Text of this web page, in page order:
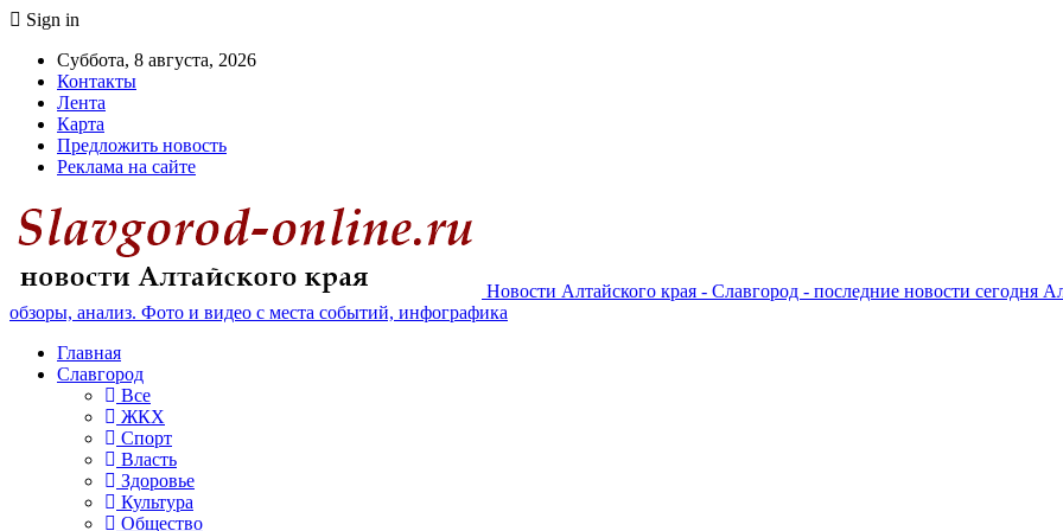
Sign in
Суббота, 8 августа, 2026
Контакты
Лента
Карта
Предложить новость
Реклама на сайте
Новости Алтайского края - Славгород - последние новости сегодня
обзоры, анализ. Фото и видео с места событий, инфографика
Главная
Славгород
Все
ЖКХ
Спорт
Власть
Здоровье
Культура
Общество